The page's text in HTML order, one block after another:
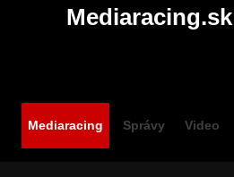
Mediaracing.sk
Mediaracing Správy Video